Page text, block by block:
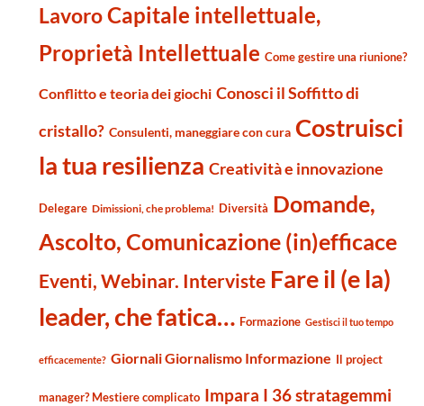
LavoroCapitale intellettuale,
Proprietà Intellettuale Come gestire una riunione?
Conflitto e teoria dei giochi Conosci il Soffitto di
cristallo? Consulenti, maneggiare con cura Costruisci
la tua resilienza Creatività e innovazione
Delegare Dimissioni, che problema! Diversità Domande,
Ascolto, Comunicazione (in)efficace
Eventi, Webinar. Interviste Fare il (e la)
leader, che fatica… Formazione Gestisci il tuo tempo
efficacemente? Giornali Giornalismo Informazione Il project
manager? Mestiere complicato Impara I 36 stratagemmi